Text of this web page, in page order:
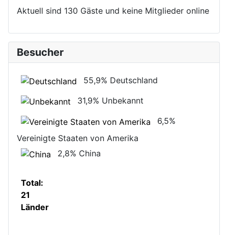
Aktuell sind 130 Gäste und keine Mitglieder online
Besucher
55,9% Deutschland
31,9% Unbekannt
6,5%
Vereinigte Staaten von Amerika
2,8% China
Total:
21
Länder